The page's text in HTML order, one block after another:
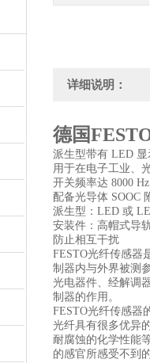
详细说明：
德国
派生型带有 LED
用于在电子工业、
开关频率达 8000 Hz
配备光导体 SOOC
派生型：LED 或
安装件：高帽式导
防止相互干扰
FESTO光纤传感器
制器内与外界被测
光电器件、经解调
制器的作用。
FESTO光纤传感器
光纤具有很多优异
耐腐蚀的化学性能
的感官所感受不到